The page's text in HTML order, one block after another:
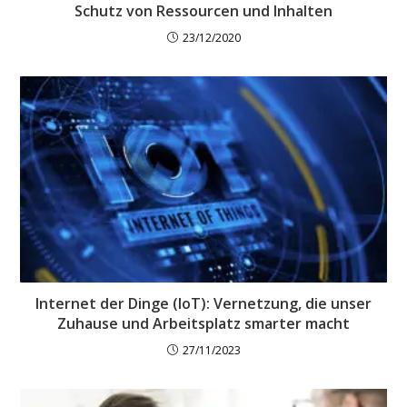
Schutz von Ressourcen und Inhalten
23/12/2020
Internet der Dinge (IoT): Vernetzung, die unser
Zuhause und Arbeitsplatz smarter macht
27/11/2023